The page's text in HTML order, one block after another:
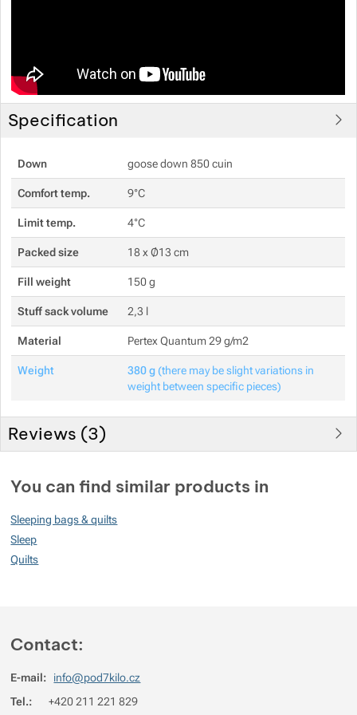
Specification
Down goose down 850 cuin
Comfort temp. 9°C
Limit temp. 4°C
Packed size 18 x Ø13 cm
Fill weight 150 g
Stuff sack volume 2,3 l
Material Pertex Quantum 29 g/m2
Weight 380 g (there may be slight variations in
weight between specific pieces)
Reviews (3)
100%
Reviews with ratings
0%
Reviews with ratings
0%
You can find similar products in
Sleeping bags & quilts
Sleep
Quilts
Contact:
E-mail:
info@pod7kilo.cz
Tel.: +420 211 221 829